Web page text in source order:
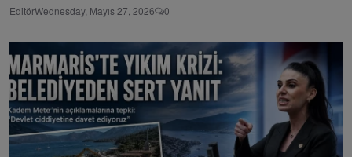
EditörWednesday, Mayıs 27, 2026 0